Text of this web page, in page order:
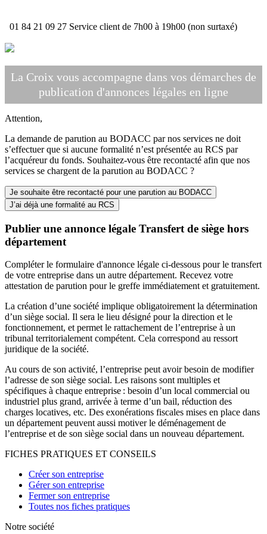
01 84 21 09 27 Service client de 7h00 à 19h00 (non surtaxé)
La Croix vous accompagne dans vos démarches de
publication d'annonces légales en ligne
Attention,
La demande de parution au BODACC par nos services ne doit
s’effectuer que si aucune formalité n’est présentée au RCS par
l’acquéreur du fonds. Souhaitez-vous être recontacté afin que nos
services se chargent de la parution au BODACC ?
Je souhaite être recontacté pour une parution au BODACC
J’ai déjà une formalité au RCS
Publier une annonce légale Transfert de siège hors
département
Compléter le formulaire d'annonce légale ci-dessous pour le transfert
de votre entreprise dans un autre département. Recevez votre
attestation de parution pour le greffe immédiatement et gratuitement.
La création d’une société implique obligatoirement la détermination
d’un siège social. Il sera le lieu désigné pour la direction et le
fonctionnement, et permet le rattachement de l’entreprise à un
tribunal territorialement compétent. Cela correspond au ressort
juridique de la société.
Au cours de son activité, l’entreprise peut avoir besoin de modifier
l’adresse de son siège social. Les raisons sont multiples et
spécifiques à chaque entreprise : besoin d’un local commercial ou
industriel plus grand, arrivée à terme d’un bail, réduction des
charges locatives, etc. Des exonérations fiscales mises en place dans
un département peuvent aussi motiver le déménagement de
l’entreprise et de son siège social dans un nouveau département.
FICHES PRATIQUES ET CONSEILS
Créer son entreprise
Gérer son entreprise
Fermer son entreprise
Toutes nos fiches pratiques
Notre société